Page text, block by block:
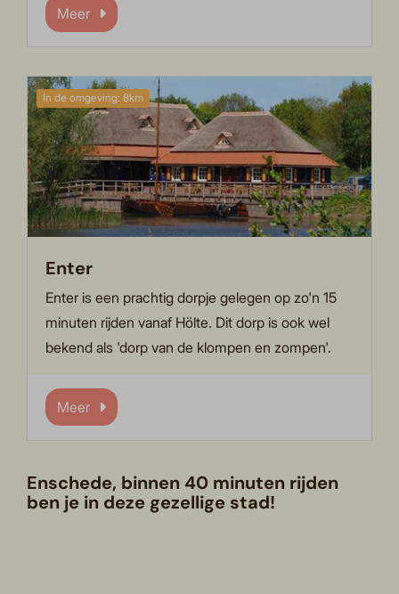
Meer
In de omgeving: 8km
Enter
Enter is een prachtig dorpje gelegen op zo'n 15
minuten rijden vanaf Hölte. Dit dorp is ook wel
bekend als 'dorp van de klompen en zompen'.
Meer
Enschede, binnen 40 minuten rijden
ben je in deze gezellige stad!